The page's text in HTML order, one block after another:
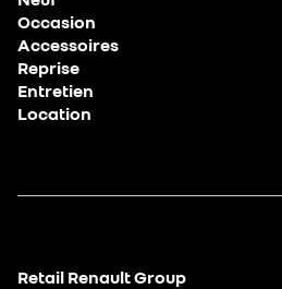
Occasion
Accessoires
Reprise
Entretien
Location
Retail Renault Group